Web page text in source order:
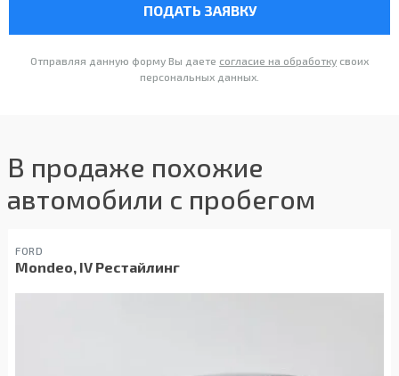
ПОДАТЬ ЗАЯВКУ
Отправляя данную форму Вы даете согласие на обработку своих
персональных данных.
В продаже похожие
автомобили с пробегом
FORD
Mondeo, IV Рестайлинг